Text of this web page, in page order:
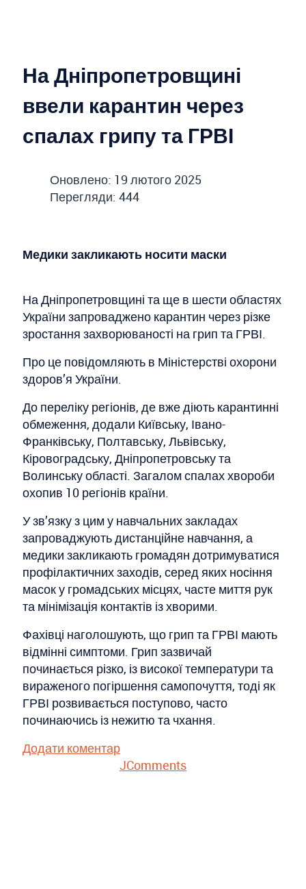
На Дніпропетровщині
ввели карантин через
спалах грипу та ГРВІ
Оновлено: 19 лютого 2025
Перегляди: 444
Медики закликають носити маски
На Дніпропетровщині та ще в шести областях
України запроваджено карантин через різке
зростання захворюваності на грип та ГРВІ.
Про це повідомляють в Міністерстві охорони
здоров’я України.
До переліку регіонів, де вже діють карантинні
обмеження, додали Київську, Івано-
Франківську, Полтавську, Львівську,
Кіровоградську, Дніпропетровську та
Волинську області. Загалом спалах хвороби
охопив 10 регіонів країни.
У зв’язку з цим у навчальних закладах
запроваджують дистанційне навчання, а
медики закликають громадян дотримуватися
профілактичних заходів, серед яких носіння
масок у громадських місцях, часте миття рук
та мінімізація контактів із хворими.
Фахівці наголошують, що грип та ГРВІ мають
відмінні симптоми. Грип зазвичай
починається різко, із високої температури та
вираженого погіршення самопочуття, тоді як
ГРВІ розвивається поступово, часто
починаючись із нежитю та чхання.
Додати коментар
JComments